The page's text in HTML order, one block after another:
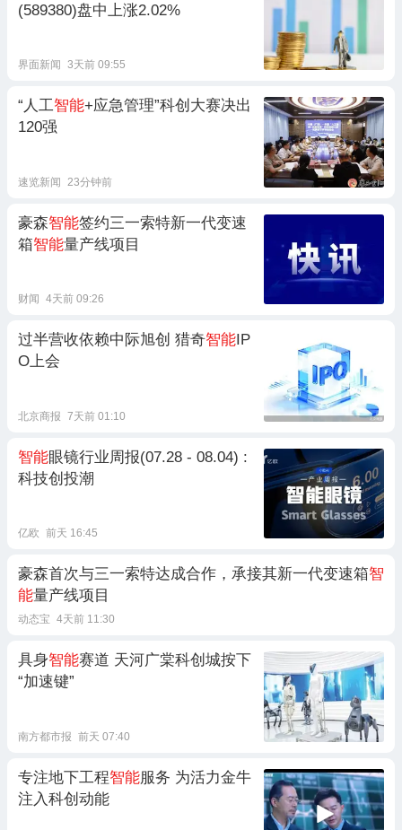
(589380)盘中上涨2.02%
界面新闻 3天前 09:55
“人工智能+应急管理”科创大赛决出
120强
速览新闻 23分钟前
豪森智能签约三一索特新一代变速
箱智能量产线项目
财闻 4天前 09:26
过半营收依赖中际旭创 猎奇智能 IP
O上会
北京商报 7天前 01:10
智能眼镜行业周报(07.28 - 08.04) :
科技创投潮
亿欧 前天 16:45
豪森首次与三一索特达成合作，承接其新一代变速箱智
能量产线项目
动态宝 4天前 11:30
具身智能赛道 天河广棠科创城按下
“加速键”
南方都市报 前天 07:40
专注地下工程智能服务 为活力金牛
注入科创动能